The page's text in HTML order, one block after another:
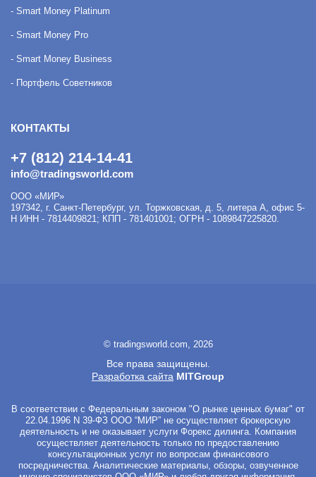
- Smart Money Platinum
- Smart Money Pro
- Smart Money Business
- Портфель Советников
КОНТАКТЫ
+7 (812) 214-14-41
info@tradingsworld.com
ООО «МИР»
197342, г. Санкт-Петербург, ул. Торжковская, д. 5, литера А, офис 5-
Н ИНН - 7814409821; КПП - 781401001; ОГРН - 1089847225820.
© tradingsworld.com, 2026
Все права защищены.
Разработка сайта MITGroup
В соответствии с Федеральным законом "О рынке ценных бумаг" от
22.04.1996 N 39-ФЗ ООО “МИР” не осуществляет брокерскую
деятельность и не оказывает услуги Форекс дилинга. Компания
осуществляет деятельность только по предоставлению
консультационных услуг по вопросам финансового
посредничества. Аналитические материалы, обзоры, озвученное